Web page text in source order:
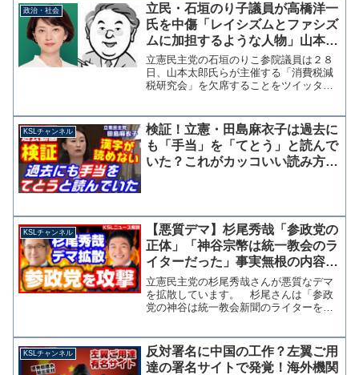
政治・社会
立民・石垣のり子議員が高橋洋一
氏を中傷「レイシズムとファシズ
ムに加担するような人物」山本太
郎主催の減税研究会欠席理由とし
て投稿
立憲民主党の石垣のりこ参院議員は２８
日、山本太郎氏らが主催する「消費税減
税研究会」を欠席することをツイッター
が招かれていることを挙げ「レイシズム
とファシズムに加担するよう...
KSLチャンネル
検証！立憲・田島麻衣子は過去に
も「手当」を「てとう」と読んで
いた？これがカッコいい読み方だ
KSLチャンネル
【悪質デマ】杉尾秀哉「参政党の
正体」「神谷宗幣は統一教会のラ
イターだった」事実無根の内容を
拡散【KSLチャンネル】
立憲民主党の杉尾秀哉さんが悪質なデマ
を拡散しています。 杉尾さんは「参政
党の神谷は統一教会新聞のライターをし
しています。これは、ある人物が書いた
noteがもとになってい...
KSLチャンネル
反対署名に中国の工作？左翼ご用
達の署名サイトで発覚！海外機関